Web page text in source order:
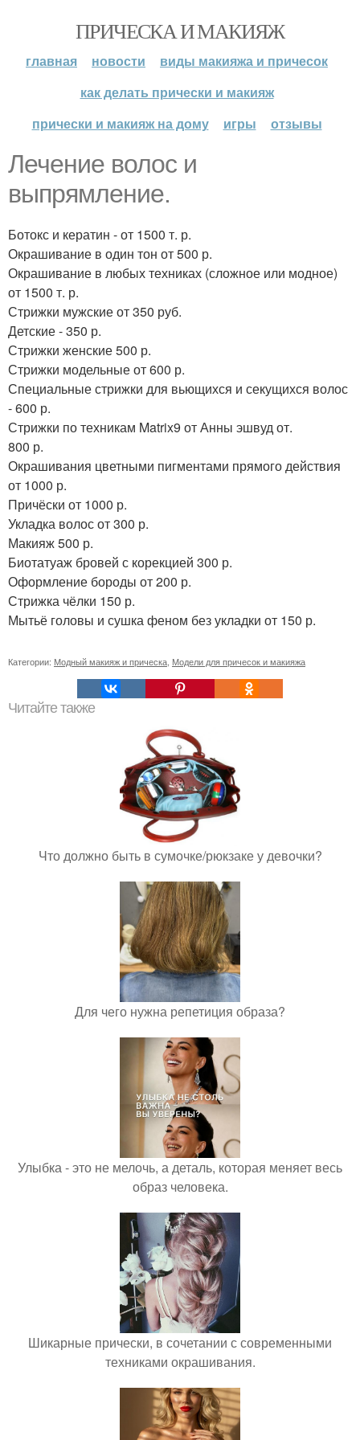
ПРИЧЕСКА И МАКИЯЖ
главная новости
виды макияжа и причесок
как делать прически и макияж
прически и макияж на дому
игры отзывы
Лечение волос и
выпрямление.
Ботокс и кератин - от 1500 т. р.
Окрашивание в один тон от 500 р.
Окрашивание в любых техниках (сложное или модное)
от 1500 т. р.
Стрижки мужские от 350 руб.
Детские - 350 р.
Стрижки женские 500 р.
Стрижки модельные от 600 р.
Специальные стрижки для вьющихся и секущихся волос
- 600 р.
Стрижки по техникам Matrix9 от Анны эшвуд от.
800 р.
Окрашивания цветными пигментами прямого действия
от 1000 р.
Причёски от 1000 р.
Укладка волос от 300 р.
Макияж 500 р.
Биотатуаж бровей с корекцией 300 р.
Оформление бороды от 200 р.
Стрижка чёлки 150 р.
Мытьё головы и сушка феном без укладки от 150 р.
Категории: Модный макияж и прическа Модели для причесок и макияжа
Читайте также
Что должно быть в сумочке/рюкзаке у девочки?
Для чего нужна репетиция образа?
Улыбка - это не мелочь, а деталь, которая меняет весь
образ человека.
Шикарные прически, в сочетании с современными
техниками окрашивания.